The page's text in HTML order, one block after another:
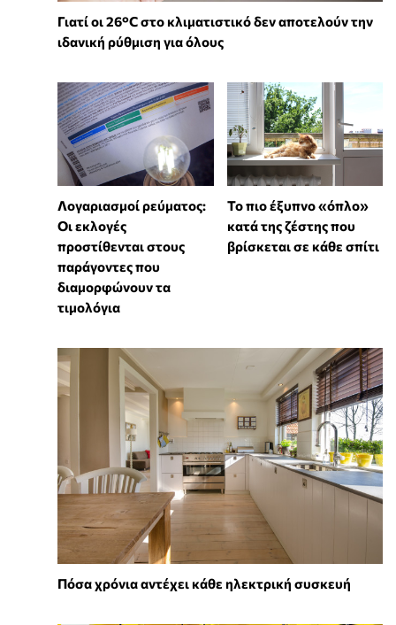
Γιατί οι 26°C στο κλιματιστικό δεν αποτελούν την
ιδανική ρύθμιση για όλους
Λογαριασμοί ρεύματος:
Οι εκλογές
προστίθενται στους
παράγοντες που
διαμορφώνουν τα
τιμολόγια
To πιο έξυπνο «όπλο»
κατά της ζέστης που
βρίσκεται σε κάθε σπίτι
Πόσα χρόνια αντέχει κάθε ηλεκτρική συσκευή